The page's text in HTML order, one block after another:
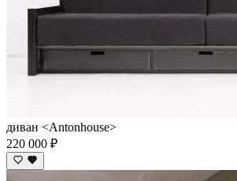
диван <Antonhouse>
220 000 ₽